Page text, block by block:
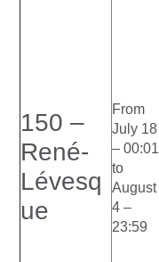
150 –
René-
Lévesq
ue
From
July 18
– 00:01
to
August
4 –
23:59